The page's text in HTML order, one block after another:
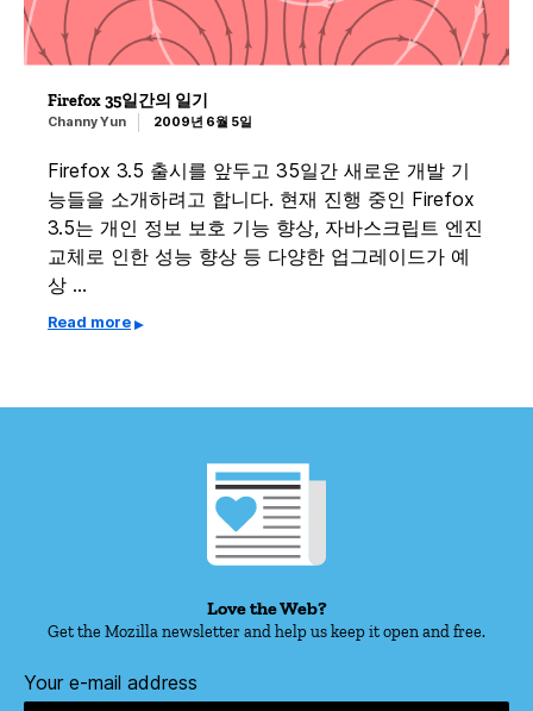
Firefox 35일간의 일기
Channy Yun 2009년 6월 5일
Firefox 3.5 출시를 앞두고 35일간 새로운 개발 기
능들을 소개하려고 합니다. 현재 진행 중인 Firefox
3.5는 개인 정보 보호 기능 향상, 자바스크립트 엔진
교체로 인한 성능 향상 등 다양한 업그레이드가 예
상 …
Read more
Love the Web?
Get the Mozilla newsletter and help us keep it open and free.
Your e-mail address